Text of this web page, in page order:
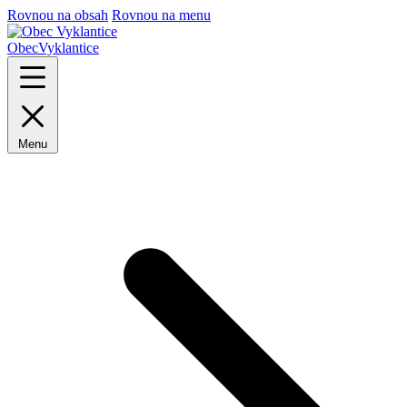
Rovnou na obsah Rovnou na menu
ObecVyklantice
Menu